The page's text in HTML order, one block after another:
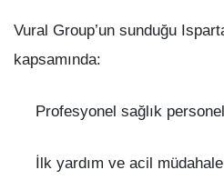
Vural Group’un sunduğu
kapsamında:
Profesyonel sağlık
İlk yardım ve acil